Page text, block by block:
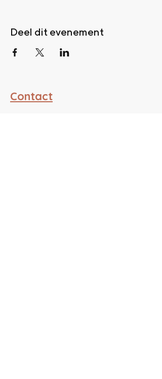
Deel dit evenement
Contact